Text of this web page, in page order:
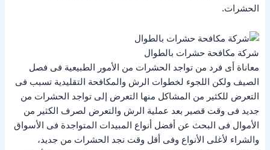
الحشرات.
شركة مكافحة حشرات بالطوال
معاناة أى فرد من تواجد الحشرات من الأمور الطبيعية فى فصل
الصيف ولكن اللجوء لخطوات الرش والمكافحة التقليدية تسبب فى
التعرض للكثير من المشاكل منها التعرض إلى تواجد الحشرات من
جديد فى وقت قصير بعد عملية الرش والتعرض لصرف الكثير من
الأموال فى البحث عن أفضل أنواع المبيدات المتواجدة فى الأسواق
والشراء لأغلى الأنواع وفى أقل وقت نجد الحشرات من جديد،